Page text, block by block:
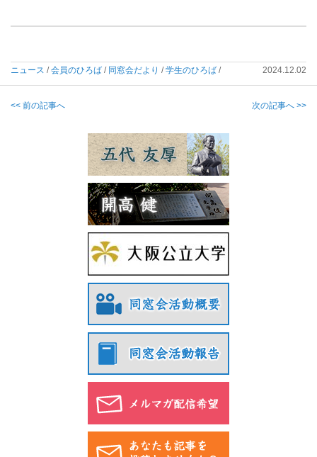
ニュース /会員のひろば / 同窓会だより /学生のひろば / 2024.12.02
<< 前の記事へ 次の記事へ >>